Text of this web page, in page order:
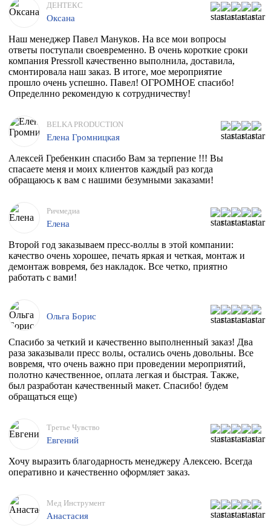
ДЕНТЕКС
Оксана
Наш менеджер Павел Мануков. На все мои вопросы
ответы поступали своевременно. В очень короткие сроки
компания Pressroll качественно выполнила, доставила,
смонтировала наш заказ. В итоге, мое мероприятие
прошло очень успешно. Павел! ОГРОМНОЕ спасибо!
Определнно рекомендую к сотрудничеству!
BELKA PRODUCTION
Елена Громницкая
Алексей Гребенкин спасибо Вам за терпение !!! Вы
спасаете меня и моих клиентов каждый раз когда
обращаюсь к вам с нашими безумными заказами!
Ричмедиа
Елена
Второй год заказываем пресс-воллы в этой компании:
качество очень хорошее, печать яркая и четкая, монтаж и
демонтаж вовремя, без накладок. Все четко, приятно
работать с вами!
Ольга Борис
Спасибо за четкий и качественно выполненный заказ! Два
раза заказывали пресс волы, остались очень довольны. Все
вовремя, что очень важно при проведении мероприятий,
полотно качественное, оплата легкая и быстрая. Также,
был разработан качественный макет. Спасибо! будем
обращаться еще)
Третье Чувство
Евгений
Хочу выразить благодарность менеджеру Алексею. Всегда
оперативно и качественно оформляет заказ.
Мед Инструмент
Анастасия